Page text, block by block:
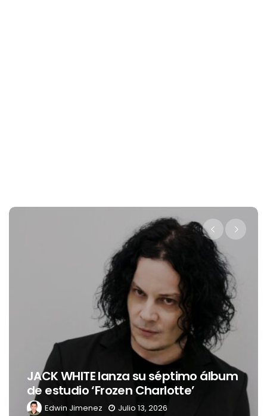
JACK WHITE lanza su séptimo álbum
de estudio ‘Frozen Charlotte’
Edwin Jimenez Julio 13, 2026